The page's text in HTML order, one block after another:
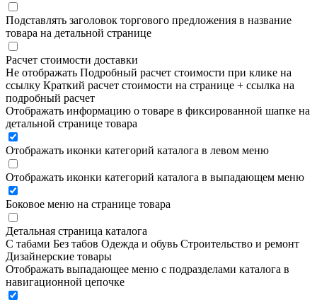
Подставлять заголовок торгового предложения в название
товара на детальной странице
Расчет стоимости доставки
Не отображать Подробный расчет стоимости при клике на
ссылку Краткий расчет стоимости на странице + ссылка на
подробный расчет
Отображать информацию о товаре в фиксированной шапке на
детальной странице товара
Отображать иконки категорий каталога в левом меню
Отображать иконки категорий каталога в выпадающем меню
Боковое меню на странице товара
Детальная страница каталога
С табами Без табов Одежда и обувь Строительство и ремонт
Дизайнерские товары
Отображать выпадающее меню с подразделами каталога в
навигационной цепочке